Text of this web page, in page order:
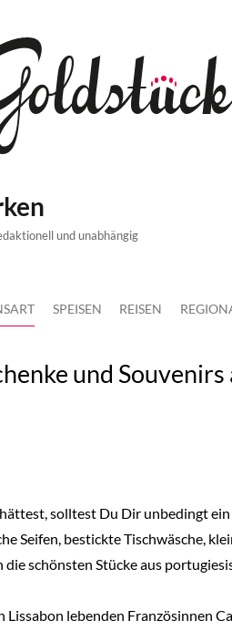
und unabhängig
SPEISEN REISEN
und Souvenirs
solltest Du Dir unbedingt
Seifen, bestickte Tischwäsche,
die schönsten Stücke aus
Lissabon lebenden Französinnen